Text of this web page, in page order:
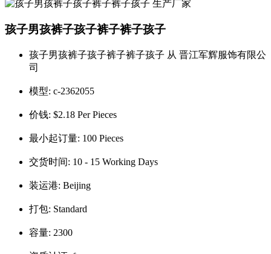
孩子男孩裤子孩子裤子裤子孩子
孩子男孩裤子孩子裤子裤子孩子 从 晋江军辉服饰有限公
司
模型: c-2362055
价钱: $2.18 Per Pieces
最小起订量: 100 Pieces
交货时间: 10 - 15 Working Days
装运港: Beijing
打包: Standard
容量: 2300